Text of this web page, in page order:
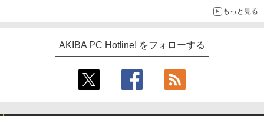
もっと見る
AKIBA PC Hotline! をフォローする